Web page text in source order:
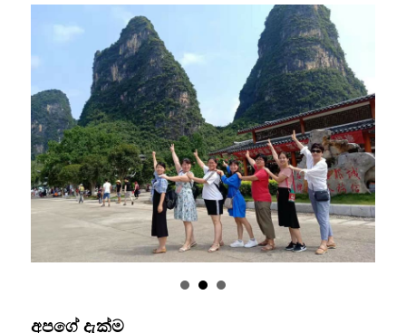
අපගේ දැක්ම